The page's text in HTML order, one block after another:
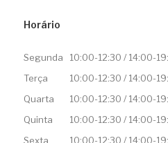
Horário
Segunda
10:00-12:30 / 14:00-
Terça
10:00-12:30 / 14:00-
Quarta
10:00-12:30 / 14:00-
Quinta
10:00-12:30 / 14:00-
Sexta
10:00-12:30 / 14:00-